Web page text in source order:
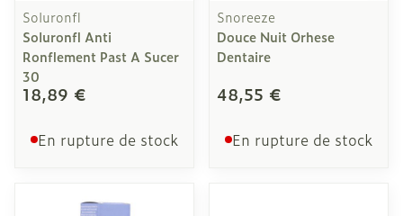
Soluronfl
Soluronfl Anti
Ronflement Past A Sucer
30
18,89 €
En rupture de stock
Snoreeze
Douce Nuit Orhese
Dentaire
48,55 €
En rupture de stock